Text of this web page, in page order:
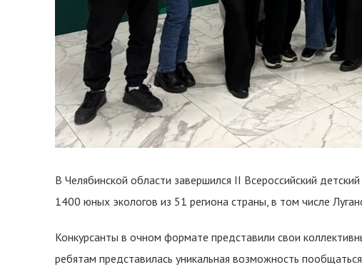
В Челябинской области завершился II Всероссийский
1400 юных экологов из 51 региона страны, в том числе
Конкурсанты в очном формате представили свои
ребятам представилась уникальная возможность